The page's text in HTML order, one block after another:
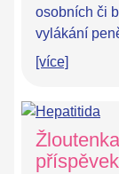
osobních či
vylákání
[více]